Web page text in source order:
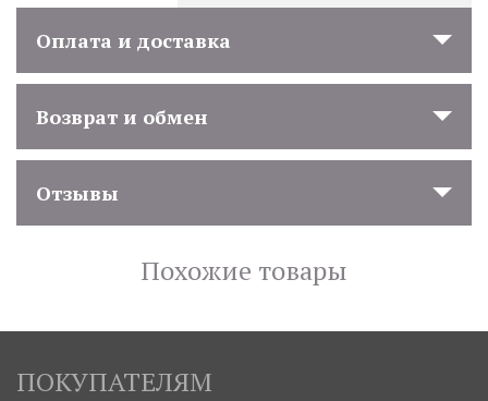
Оплата и доставка
Возврат и обмен
Отзывы
Похожие товары
ПОКУПАТЕЛЯМ